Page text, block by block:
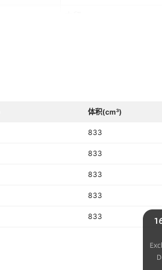
体积(cm³)
833
833
833
833
833